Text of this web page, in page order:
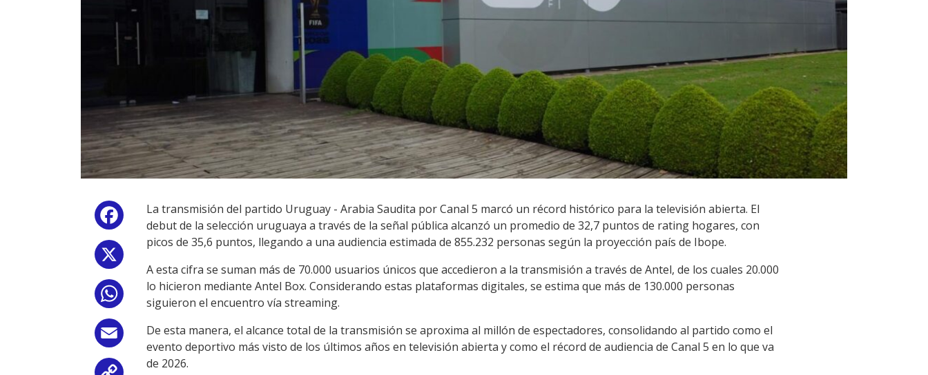
Facebook
WhatsApp
Email
La transmisión del partido Uruguay - Arabia Saudita por Canal 5 marcó un récord histórico para la televisión abierta. El
debut de la selección uruguaya a través de la señal pública alcanzó un promedio de 32,7 puntos de rating hogares, con
picos de 35,6 puntos, llegando a una audiencia estimada de 855.232 personas según la proyección país de Ibope.
A esta cifra se suman más de 70.000 usuarios únicos que accedieron a la transmisión a través de Antel, de los cuales 20.000
lo hicieron mediante Antel Box. Considerando estas plataformas digitales, se estima que más de 130.000 personas
siguieron el encuentro vía streaming.
De esta manera, el alcance total de la transmisión se aproxima al millón de espectadores, consolidando al partido como el
evento deportivo más visto de los últimos años en televisión abierta y como el récord de audiencia de Canal 5 en lo que va
de 2026.